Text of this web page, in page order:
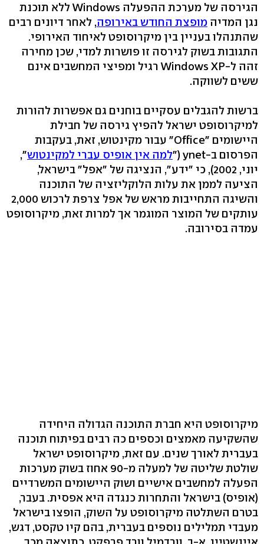
הגירסה של מערכת ההפעלה Windows ללא תוכנת
נגן המדיה מופצת החודש באירופה, לאחר דיונים רבים
שהתנהלו בעניין בין מיקרוסופט לאיחוד האירופי.
התגובות בשוק לגירסה זו פושרות למדי, שכן מחירה
זהה ל-Windows XP רגיל ומפיצי המחשבים אינם
ששים לשווקה.
ברשות להגבלים עסקיים בוחנים גם אפשרות להורות
למיקרוסופט ישראל להפיץ גירסה של חבילת
היישומים "Office" עבור מקינטוש, זאת, בעקבות
הפרסום ב-ynet ("
למה אין אופיס עברי למקינטוש",
יוני, 2002), כי "ידע", הנציגה של "אפל" בישראל,
הציעה לממן את עלות הלוקליזציה של התוכנה
והשיגה התחייבות מראש של אפל צרפת לרכוש 2,000
עותקים של המוצר המוגמר אך למרות זאת, מיקרוסופט
עמדה בסירובה.
מיקרוסופט היא חברת התוכנה הגדולה היחידה
שהשקיעה מאמצים וכספים כה רבים בפיתוח תוכנה
בעברית לאורך שנים. עם זאת, מיקרוסופט ישראל
שולטת שליטה של למעלה מ-90 אחוז בשוק מערכות
הפעלה למחשבים אישיים ושוק היישומים המשרדיים
(אופיס) בישראל והתחרות כנגדה היא אפסית. בעבר,
בטרם השתלטה מיקרוסופט על השוק, הופצו בישראל
מעבדי תמלילים נוספים בעברית, בהם קיו טקסט, דגש,